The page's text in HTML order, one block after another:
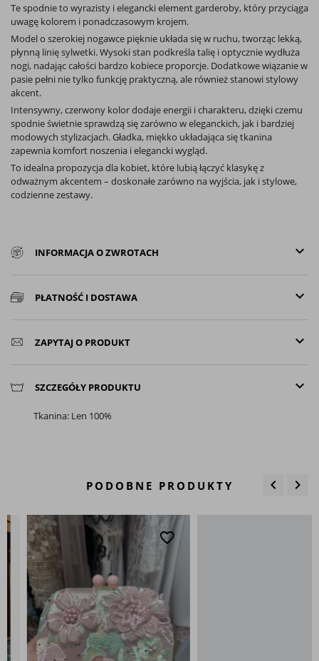
Te spodnie to wyrazisty i elegancki element garderoby, który przyciąga
uwagę kolorem i ponadczasowym krojem.
Model o szerokiej nogawce pięknie układa się w ruchu, tworząc lekką,
płynną linię sylwetki. Wysoki stan podkreśla talię i optycznie wydłuża
nogi, nadając całości bardzo kobiece proporcje. Dodatkowe wiązanie w
pasie pełni nie tylko funkcję praktyczną, ale również stanowi stylowy
akcent.
Intensywny, czerwony kolor dodaje energii i charakteru, dzięki czemu
spodnie świetnie sprawdzą się zarówno w eleganckich, jak i bardziej
modowych stylizacjach. Gładka, miękko układająca się tkanina
zapewnia komfort noszenia i elegancki wygląd.
To idealna propozycja dla kobiet, które lubią łączyć klasykę z
odważnym akcentem – doskonałe zarówno na wyjścia, jak i stylowe,
codzienne zestawy.
keyboard_arrow_down
INFORMACJA O ZWROTACH
keyboard_arrow_down
PŁATNOŚĆ I DOSTAWA
keyboard_arrow_down
ZAPYTAJ O PRODUKT
keyboard_arrow_down
SZCZEGÓŁY PRODUKTU
Tkanina: Len 100%
PODOBNE PRODUKTY keyboard_arrow_left keyboard_arrow_right
favorite_border